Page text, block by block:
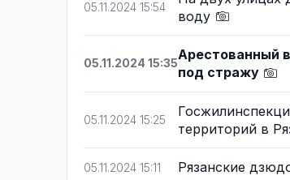
05.11.2024 15:54
воду
05.11.2024 15:35
Арестованный
под стражу
05.11.2024 15:25
территорий в
05.11.2024 15:11 Рязанские